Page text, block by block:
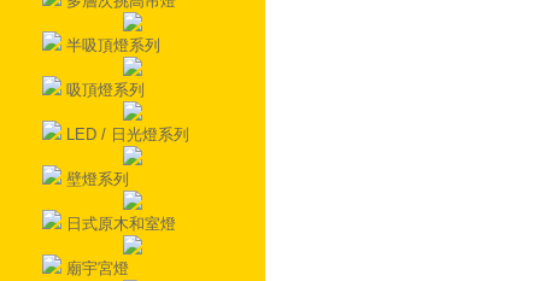
半吸頂燈系列
吸頂燈系列
LED / 日光燈系列
壁燈系列
日式原木和室燈
廟宇宮燈